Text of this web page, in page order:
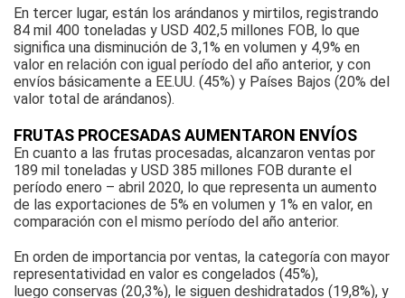
En tercer lugar, están los arándanos y mirtilos, registrando
84 mil 400 toneladas y USD 402,5 millones FOB, lo que
significa una disminución de 3,1% en volumen y 4,9% en
valor en relación con igual período del año anterior, y con
envíos básicamente a EE.UU. (45%) y Países Bajos (20% del
valor total de arándanos).
FRUTAS PROCESADAS AUMENTARON ENVÍOS
En cuanto a las frutas procesadas, alcanzaron ventas por
189 mil toneladas y USD 385 millones FOB durante el
período enero – abril 2020, lo que representa un aumento
de las exportaciones de 5% en volumen y 1% en valor, en
comparación con el mismo período del año anterior.
En orden de importancia por ventas, la categoría con mayor
representatividad en valor es congelados (45%),
luego conservas (20,3%), le siguen deshidratados (19,8%), y